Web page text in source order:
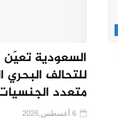
السعودية تعيّن
للتحالف البحري
متعدد